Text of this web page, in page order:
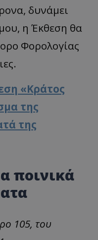
δυνάμει
η Έκθεση θα
Φορολογίας
«Κράτος
της
της
ποινικά
105, του